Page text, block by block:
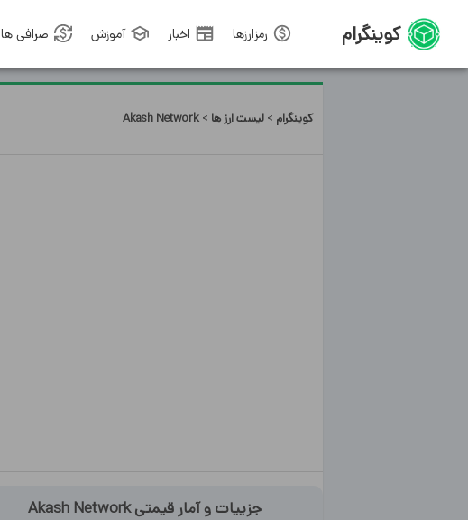
کوینگرام رمزارزها اخبار آموزش صرافی ها
کوینگرام >لیست ارز ها >
Akash Network
جزییات و آمار قیمتیAkash Network